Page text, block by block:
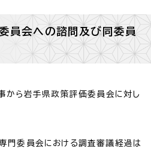
員会への諮問及び同委員
ら岩手県政策評価委員会に対し
門委員会における調査審議経過は